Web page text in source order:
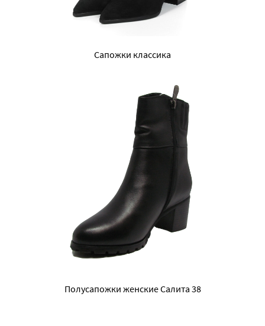
Сапожки классика
Полусапожки женские Салита 38